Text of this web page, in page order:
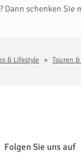
schenken Sie
& Lifestyle Touren
Folgen Sie uns auf